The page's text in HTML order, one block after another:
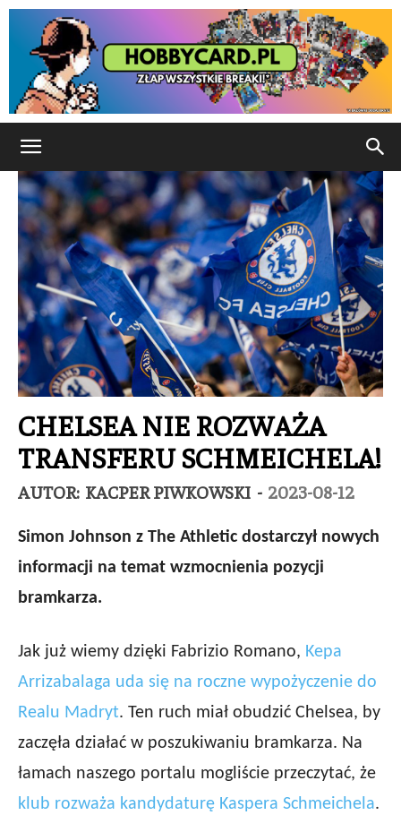
CHELSEA NIE ROZWAŻA
TRANSFERU SCHMEICHELA!
AUTOR: KACPER PIWKOWSKI - 2023-08-12
Simon Johnson z The Athletic dostarczył nowych
informacji na temat wzmocnienia pozycji
bramkarza.
Jak już wiemy dzięki Fabrizio Romano, Kepa
Arrizabalaga uda się na roczne wypożyczenie do
Realu Madryt. Ten ruch miał obudzić Chelsea, by
zaczęła działać w poszukiwaniu bramkarza. Na
łamach naszego portalu mogliście przeczytać, że
klub rozważa kandydaturę Kaspera Schmeichela.